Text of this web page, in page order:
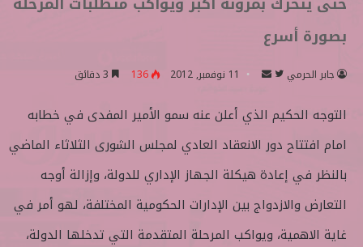
بصورة أسرع
جابر الحرمي
ت
ع
ل
ت
و
س
ب
ر
د
ا
11 نوفمبر, 2012 136
التوجه الحكيم الذي أعلن عنه سمو الأمير المفدى في خطابه
امام افتتاح دور الانعقاد العادي لمجلس الشورى الثلاثاء الماضي
بالنظر في إعادة هيكلة الجهاز الإداري للدولة، وإزالة أوجه
التعارض والازدواج بين الإدارات الحكومية المختلفة، لهو أمر في
غاية الاهمية، ويواكب المرحلة المتقدمة التي تدخلها الدولة،